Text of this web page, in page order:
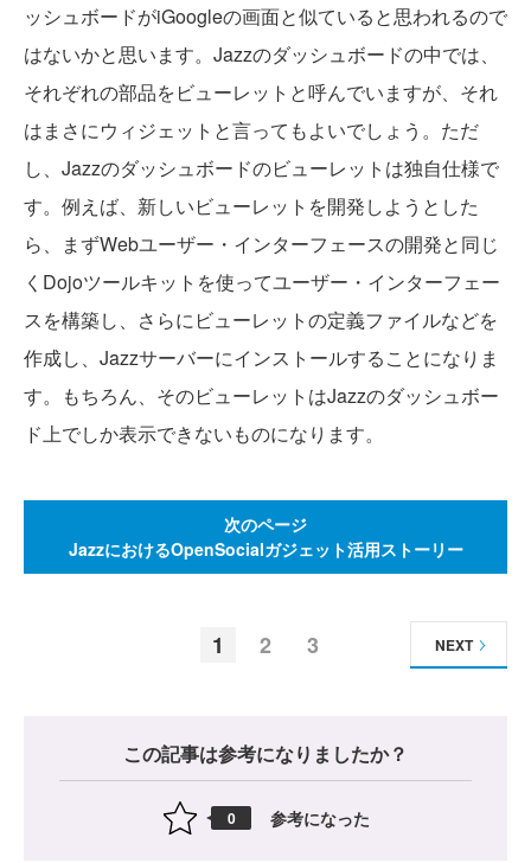
ッシュボードがiGoogleの画面と似ていると思われるので
はないかと思います。Jazzのダッシュボードの中では、
それぞれの部品をビューレットと呼んでいますが、それ
はまさにウィジェットと言ってもよいでしょう。ただ
し、Jazzのダッシュボードのビューレットは独自仕様で
す。例えば、新しいビューレットを開発しようとした
ら、まずWebユーザー・インターフェースの開発と同じ
くDojoツールキットを使ってユーザー・インターフェー
スを構築し、さらにビューレットの定義ファイルなどを
作成し、Jazzサーバーにインストールすることになりま
す。もちろん、そのビューレットはJazzのダッシュボー
ド上でしか表示できないものになります。
次のページ
JazzにおけるOpenSocialガジェット活用ストーリー
1 2 3 NEXT
この記事は参考になりましたか？
0 参考になった